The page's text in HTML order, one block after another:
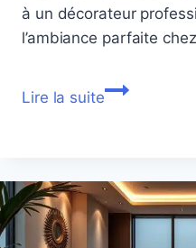
à un décorateur
l’ambiance parfaite
Lire la suitedécorateur